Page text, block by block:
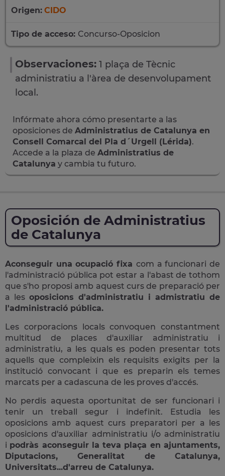
Origen: CIDO
Tipo de acceso: Concurso-Oposicion
Observaciones: 1 plaça de Tècnic
administratiu a l'àrea de desenvolupament
local.
Infórmate ahora cómo presentarte a las
oposiciones de Administratius de Catalunya en
Consell Comarcal del Pla d´Urgell (Lérida).
Accede a la plaza de Administratius de
Catalunya y cambia tu futuro.
Oposición de Administratius
de Catalunya
Aconseguir una ocupació fixa com a funcionari de
l'administració pública pot estar a l'abast de tothom
que s'ho proposi amb aquest curs de preparació per
a les oposicions d'administratiu i admistratiu de
l'administració pública.
Les corporacions locals convoquen constantment
multitud de places d'auxiliar administratiu i
administratiu, a les quals es poden presentar tots
aquells que compleixin els requisits exigits per la
institució convocant i que es preparin els temes
marcats per a cadascuna de les proves d'accés.
No perdis aquesta oportunitat de ser funcionari i
tenir un treball segur i indefinit. Estudia les
oposicions amb aquest curs preparatori per a les
oposicions d'auxiliar administratiu i/o administratiu
i podràs aconseguir la teva plaça en ajuntaments,
Diputacions, Generalitat de Catalunya,
Universitats...d'arreu de Catalunya.